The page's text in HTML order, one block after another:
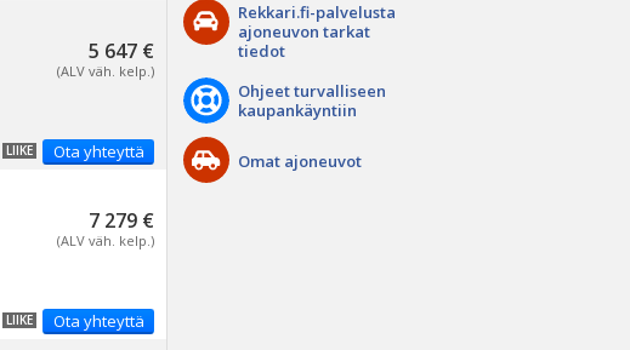
5 647 €
(ALV väh. kelp.)
Ota yhteyttä
LIIKE
7 279 €
(ALV väh. kelp.)
Ota yhteyttä
LIIKE
Rekkari.fi-palvelusta
ajoneuvon tarkat
tiedot
Ohjeet turvalliseen
kaupankäyntiin
Omat ajoneuvot